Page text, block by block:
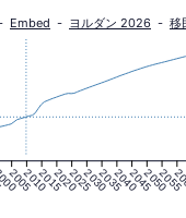
Embed - ヨルダン 2026 - 移
20052010201520202025203020352040204520502055